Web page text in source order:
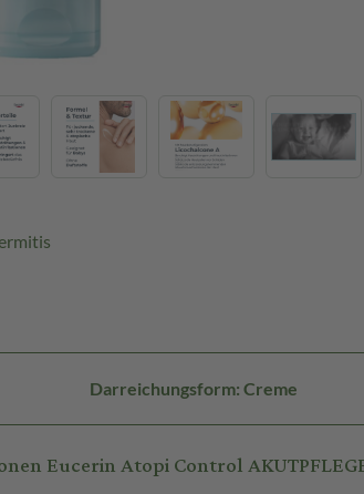
Darreichungsform: Creme
Eucerin Atopi Control